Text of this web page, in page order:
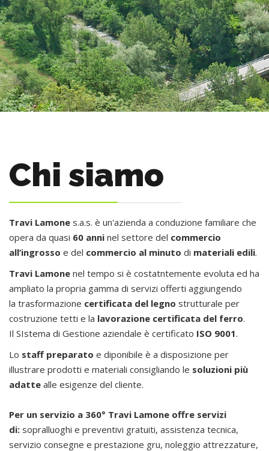
Chi siamo
Travi Lamone s.a.s. è un'azienda a conduzione familiare che
opera da quasi 60 anni nel settore del commercio
all’ingrosso e del commercio al minuto di materiali edili.
Travi Lamone nel tempo si è costatntemente evoluta ed ha
ampliato la propria gamma di servizi offerti aggiungendo
la trasformazione certificata del legno strutturale per
costruzione tetti e la lavorazione certificata del ferro.
Il SIstema di Gestione aziendale è certificato ISO 9001.
Lo staff preparato e diponibile è a disposizione per
illustrare prodotti e materiali consigliando le soluzioni più
adatte alle esigenze del cliente.
Per un servizio a 360° Travi Lamone offre servizi
di: sopralluoghi e preventivi gratuiti, assistenza tecnica,
servizio consegne e prestazione gru, noleggio attrezzature,